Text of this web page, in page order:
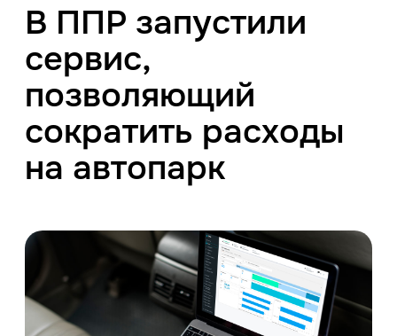
В ППР запустили
сервис,
позволяющий
сократить расходы
на автопарк